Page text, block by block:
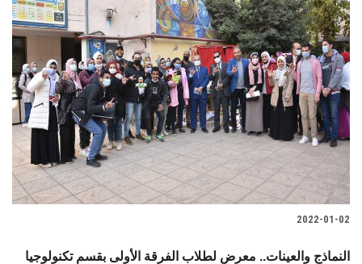
2022-01-02
النماذج والعينات.. معرض لطلاب الفرقة الأولى بقسم تكنولوجيا